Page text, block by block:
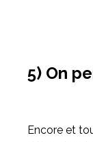
5) On
Encore et